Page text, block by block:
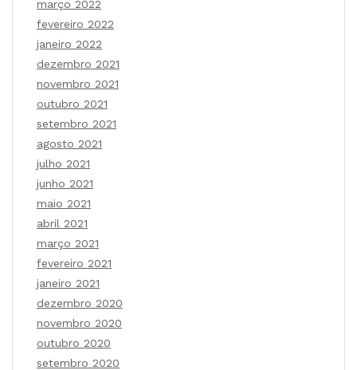
março 2022
fevereiro 2022
janeiro 2022
dezembro 2021
novembro 2021
outubro 2021
setembro 2021
agosto 2021
julho 2021
junho 2021
maio 2021
abril 2021
março 2021
fevereiro 2021
janeiro 2021
dezembro 2020
novembro 2020
outubro 2020
setembro 2020